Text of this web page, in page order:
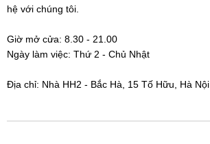
hệ với chúng tôi.
Giờ mở cửa: 8.30 - 21.00
Ngày làm việc: Thứ 2 - Chủ Nhật
Địa chỉ: Nhà HH2 - Bắc Hà, 15 Tố Hữu, Hà Nội